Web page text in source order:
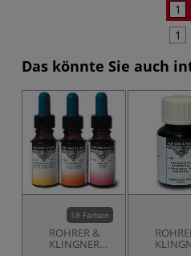
Das könnte Sie auch
18 Farben
ROHRER &
KLINGNER